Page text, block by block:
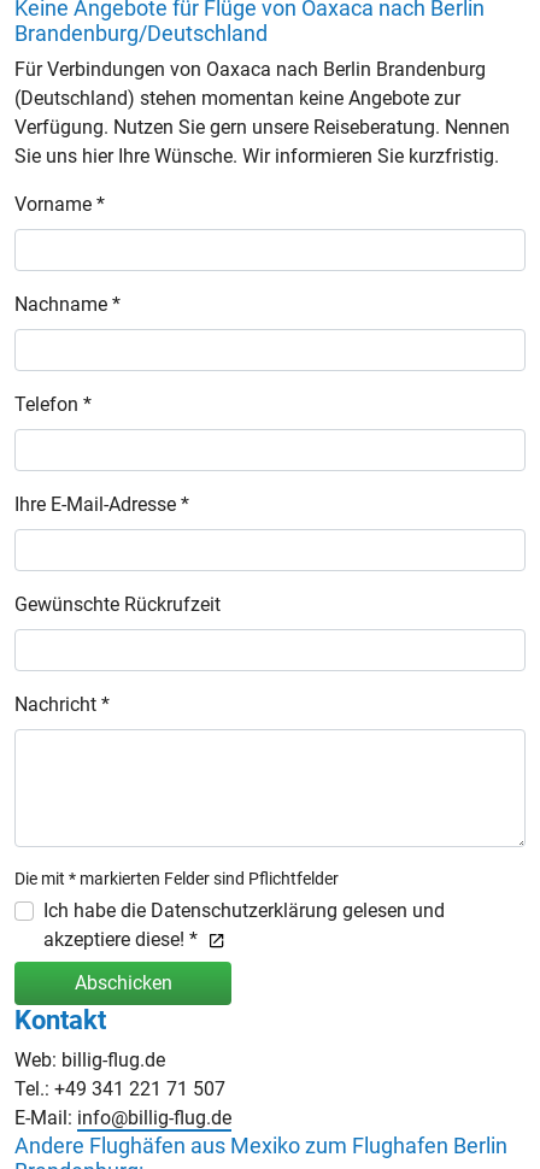
Keine Angebote für Flüge von Oaxaca nach Berlin
Brandenburg/Deutschland
Für Verbindungen von Oaxaca nach Berlin Brandenburg
(Deutschland) stehen momentan keine Angebote zur
Verfügung. Nutzen Sie gern unsere Reiseberatung. Nennen
Sie uns hier Ihre Wünsche. Wir informieren Sie kurzfristig.
Vorname *
Nachname *
Telefon *
Ihre E-Mail-Adresse *
Gewünschte Rückrufzeit
Nachricht *
Die mit * markierten Felder sind Pflichtfelder
Ich habe die Datenschutzerklärung gelesen und
akzeptiere diese! *
Abschicken
Kontakt
Web: billig-flug.de
Tel.: +49 341 221 71 507
E-Mail: info@billig-flug.de
Andere Flughäfen aus Mexiko zum Flughafen Berlin